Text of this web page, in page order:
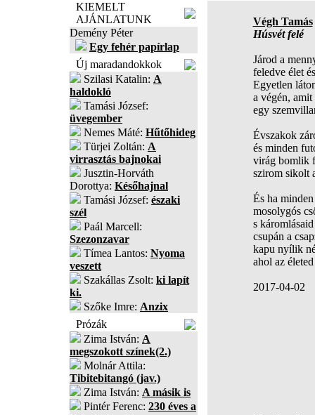
KIEMELT
AJÁNLATUNK
Demény Péter
Egy fehér papírlap
Új maradandokkok
Szilasi Katalin: A
haldokló
Tamási József:
üvegember
Nemes Máté: Hűtőhideg
Türjei Zoltán: A
virrasztás bajnokai
Jusztin-Horváth
Dorottya: Későhajnal
Tamási József: északi
szél
Paál Marcell:
Szezonzavar
Tímea Lantos: Nyoma
veszett
Szakállas Zsolt: ki lapít
ki.
Szőke Imre: Anzix
Prózák
Zima István: A
megszokott színek(2.)
Molnár Attila:
Tibitebitangó (jav.)
Zima István: A másik is
Pintér Ferenc: 230 éves a
Végh Tamás
Húsvét felé
Járod a
feledve élet
Egyetlen
a végén, amit
egy
Évszakok
és minden
virág bomlik
szirom sikolt
És ha
mosolygós
s
csupán a
kapu nyílik
ahol az
2017-04-02